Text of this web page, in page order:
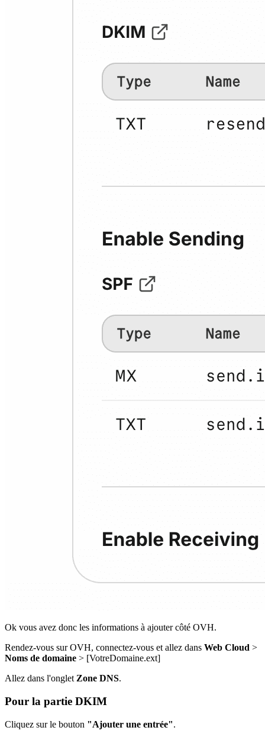
Ok vous avez donc les informations à ajouter côté OVH.
Rendez-vous sur OVH, connectez-vous et allez dans Web Cloud >
Noms de domaine > [VotreDomaine.ext]
Allez dans l'onglet Zone DNS.
Pour la partie DKIM
Cliquez sur le bouton "Ajouter une entrée".